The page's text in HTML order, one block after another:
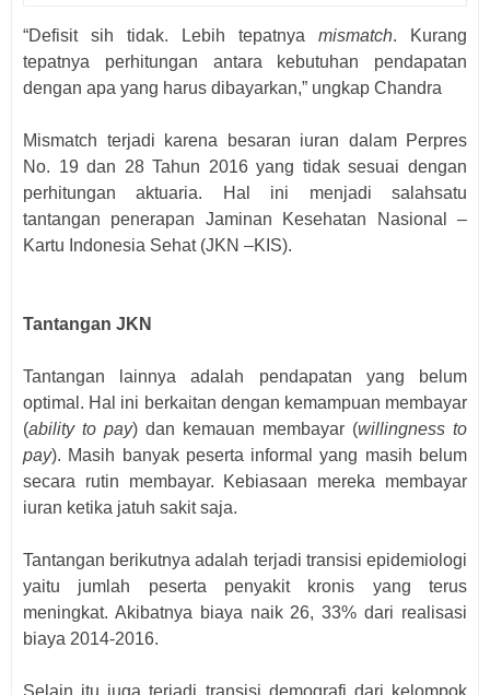
“Defisit sih tidak. Lebih tepatnya mismatch. Kurang
tepatnya perhitungan antara kebutuhan pendapatan
dengan apa yang harus dibayarkan,” ungkap Chandra
Mismatch terjadi karena besaran iuran dalam Perpres
No. 19 dan 28 Tahun 2016 yang tidak sesuai dengan
perhitungan aktuaria. Hal ini menjadi salahsatu
tantangan penerapan Jaminan Kesehatan Nasional –
Kartu Indonesia Sehat (JKN –KIS).
Tantangan JKN
Tantangan lainnya adalah pendapatan yang belum
optimal. Hal ini berkaitan dengan kemampuan membayar
(ability to pay) dan kemauan membayar (willingness to
pay). Masih banyak peserta informal yang masih belum
secara rutin membayar. Kebiasaan mereka membayar
iuran ketika jatuh sakit saja.
Tantangan berikutnya adalah terjadi transisi epidemiologi
yaitu jumlah peserta penyakit kronis yang terus
meningkat. Akibatnya biaya naik 26, 33% dari realisasi
biaya 2014-2016.
Selain itu juga terjadi transisi demografi dari kelompok